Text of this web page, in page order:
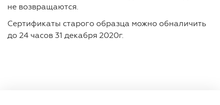
не возвращаются.
Сертификаты старого образца можно обналичить
до 24 часов 31 декабря 2020г.